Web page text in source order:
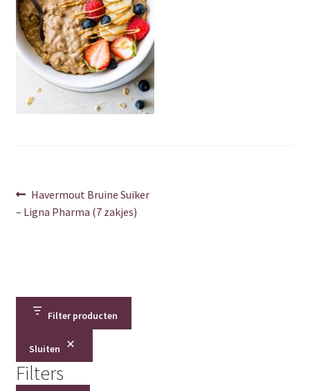
Over ons
Privacy Policy
Shop
Contact
Berichtnavigatie
Vorig
bericht:
Havermout Bruine Suiker
– Ligna Pharma (7 zakjes)
Filter producten
Sluiten
Filters